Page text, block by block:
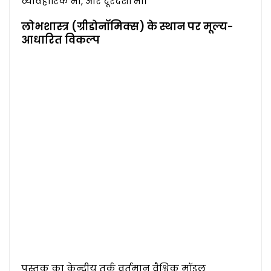
लोभशास्त्र (ग्रीडोनॉमिक्स) के स्थान पर मूल्य-
आधारित विकल्प
पुस्तक का केन्द्रीय तर्क वर्तमान वैश्विक मॉडल